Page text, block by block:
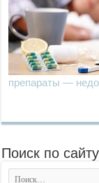
препараты —
Поиск по сайту